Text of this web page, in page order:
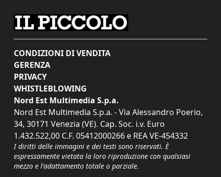
CONDIZIONI DI VENDITA
GERENZA
PRIVACY
WHISTLEBLOWING
Nord Est Multimedia S.p.a.
Nord Est Multimedia S.p.a. - Via Alessandro Poerio,
34, 30171 Venezia (VE). Cap. Soc. i.v. Euro
1.432.522,00 C.F. 05412000266 e REA VE-454332
I diritti delle immagini e dei testi sono riservati. È
espressamente vietata la loro riproduzione con qualsiasi
mezzo e l'adattamento totale o parziale.